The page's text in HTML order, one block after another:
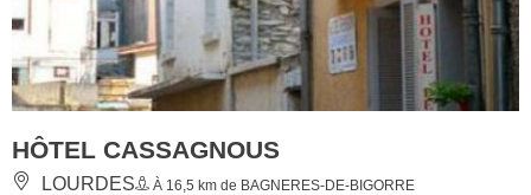
HÔTEL CASSAGNOUS
LOURDES À 16,5 km de BAGNERES-DE-BIGORRE